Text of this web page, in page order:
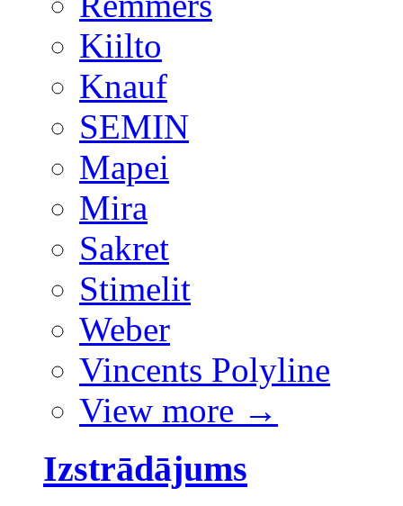
Kiilto
Knauf
SEMIN
Mapei
Mira
Sakret
Stimelit
Weber
Vincents Polyline
View more →
Izstrādājums